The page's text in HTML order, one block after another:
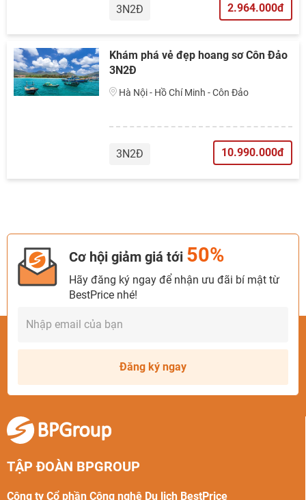
3N2Đ 2.964.000đ
Khám phá vẻ đẹp hoang sơ Côn Đảo
3N2Đ
Hà Nội - Hồ Chí Minh - Côn Đảo
3N2Đ 10.990.000đ
Cơ hội giảm giá tới 50%
Hãy đăng ký ngay để nhận ưu đãi bí mật từ
BestPrice nhé!
Đăng ký ngay
TẬP ĐOÀN BPGROUP
Công ty Cổ phần Công nghệ Du lịch BestPrice